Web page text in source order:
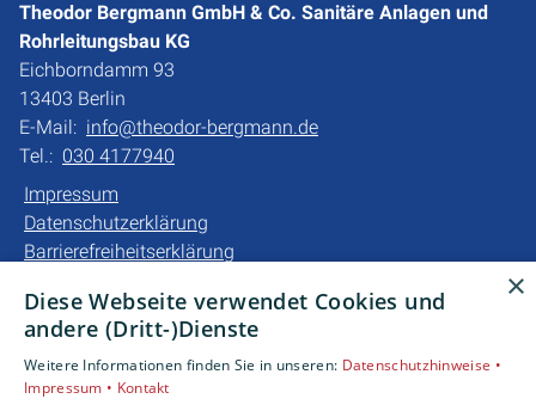
Theodor Bergmann GmbH & Co. Sanitäre Anlagen und
Rohrleitungsbau KG
Eichborndamm 93
13403 Berlin
E-Mail: info@theodor-bergmann.de
Tel.: 030 4177940
Impressum
Datenschutzerklärung
Barrierefreiheitserklärung
Unsere Bereiche
Privatkunden
Gewerbekunden
Karriere
×
Diese Webseite verwendet Cookies und
andere (Dritt-)Dienste
Weitere Informationen finden Sie in unseren: Datenschutzhinweise •
Impressum • Kontakt